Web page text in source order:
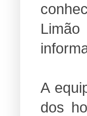
A
dos